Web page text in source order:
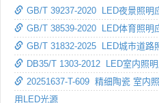
GB/T 39237-2020 LED夜景照明
GB/T 38539-2020 LED体育照明
GB/T 31832-2025 LED城市道路
DB35/T 1303-2012 LED室内照
20251637-T-609 精细陶瓷 室内
用LED光源